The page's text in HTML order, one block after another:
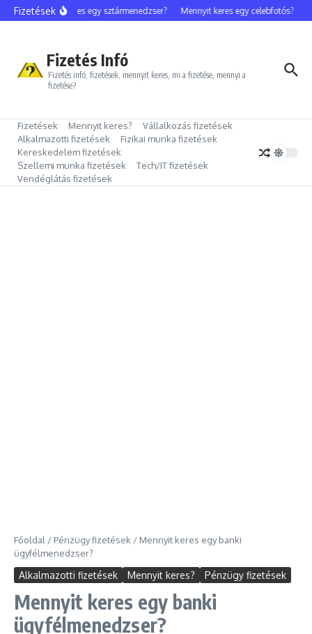
Ugrás a tartalomhoz
Fizetések
Mennyit keres egy sztármenedzser? Mennyit keres egy celebfotós?
Fizetés Infó
Fizetés infó, fizetések, mennyit keres, mi a fizetése, mennyi a
fizetése?
Fizetések Mennyit keres?
Vállalkozás fizetések
Alkalmazotti fizetések
Fizikai munka fizetések
Kereskedelem fizetések
Szellemi munka fizetések
Tech/IT fizetések
Vendéglátás fizetések
Főoldal / Pénzügy fizetések / Mennyit keres egy banki
ügyfélmenedzser?
Alkalmazotti fizetések Mennyit keres? Pénzügy fizetések
Mennyit keres egy banki
ügyfélmenedzser?